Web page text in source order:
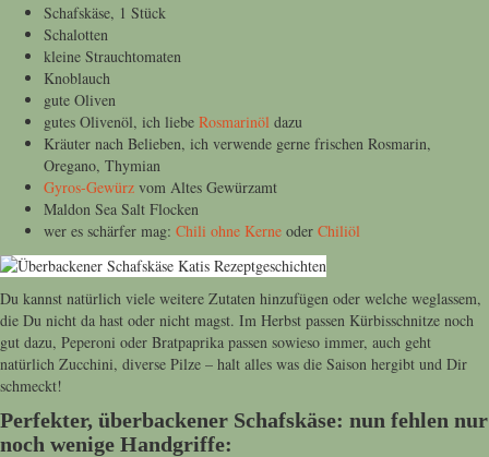
Schafskäse, 1 Stück
Schalotten
kleine Strauchtomaten
Knoblauch
gute Oliven
gutes Olivenöl, ich liebe Rosmarinöl dazu
Kräuter nach Belieben, ich verwende gerne frischen Rosmarin,
Oregano, Thymian
Gyros-Gewürz vom Altes Gewürzamt
Maldon Sea Salt Flocken
wer es schärfer mag: Chili ohne Kerne oder Chiliöl
Du kannst natürlich viele weitere Zutaten hinzufügen oder welche weglassem,
die Du nicht da hast oder nicht magst. Im Herbst passen Kürbisschnitze noch
gut dazu, Peperoni oder Bratpaprika passen sowieso immer, auch geht
natürlich Zucchini, diverse Pilze – halt alles was die Saison hergibt und Dir
schmeckt!
Perfekter, überbackener Schafskäse: nun fehlen nur
noch wenige Handgriffe: